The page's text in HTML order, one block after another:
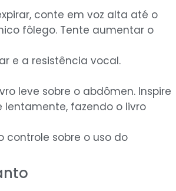
conte em voz alta até o
fôlego. Tente aumentar o
e a resistência vocal.
leve sobre o abdômen. Inspire
lentamente, fazendo o livro
controle sobre o uso do